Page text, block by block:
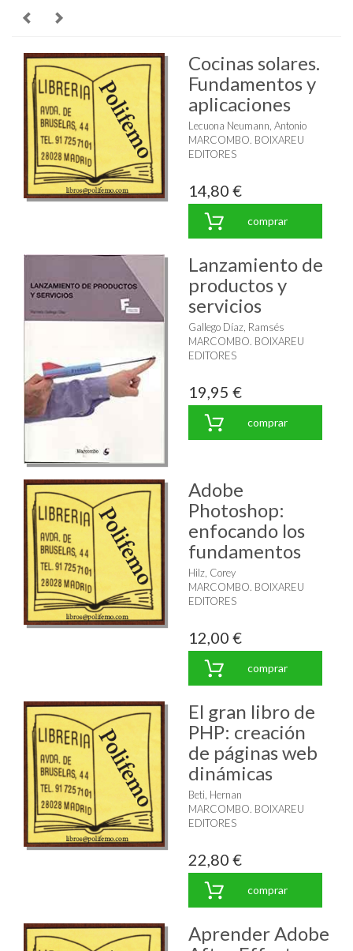
Cocinas solares.
Fundamentos y
aplicaciones
Lecuona Neumann, Antonio
MARCOMBO. BOIXAREU
EDITORES
14,80 €
comprar
Lanzamiento de
productos y
servicios
Gallego Díaz, Ramsés
MARCOMBO. BOIXAREU
EDITORES
19,95 €
comprar
Adobe
Photoshop:
enfocando los
fundamentos
Hilz, Corey
MARCOMBO. BOIXAREU
EDITORES
12,00 €
comprar
El gran libro de
PHP: creación
de páginas web
dinámicas
Beti, Hernan
MARCOMBO. BOIXAREU
EDITORES
22,80 €
comprar
Aprender Adobe